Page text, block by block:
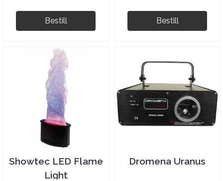
Bestill Bestill
Showtec LED Flame
Light
Dromena Uranus